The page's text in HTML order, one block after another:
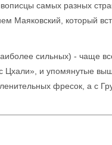
самых разных
Маяковский, который
сильных) - чаще
Цхали», и упомянутые
фресок, а с